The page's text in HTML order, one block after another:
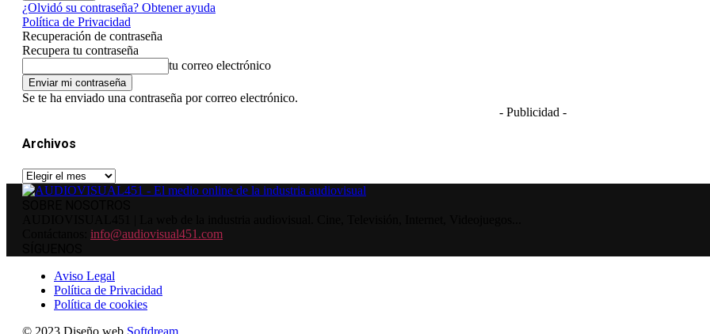
¿Olvidó su contraseña? Obtener ayuda
Política de Privacidad
Recuperación de contraseña
Recupera tu contraseña
tu correo electrónico
Se te ha enviado una contraseña por correo electrónico.
- Publicidad -
Archivos
Archivos
info@audiovisual451.com
Aviso Legal
Política de Privacidad
Política de cookies
© 2023 Diseño web Softdream